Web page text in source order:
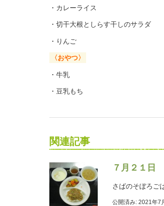
・カレーライス
・切干大根としらす干しのサラダ
・りんご
〈おやつ〉
・牛乳
・豆乳もち
関連記事
７月２１日
さばのそぼろご
公開済み: 2021年7